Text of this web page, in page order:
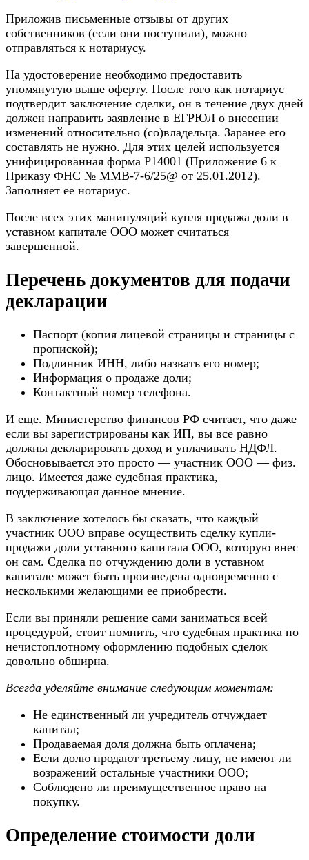
Приложив письменные отзывы от других
собственников (если они поступили), можно
отправляться к нотариусу.
На удостоверение необходимо предоставить
упомянутую выше оферту. После того как нотариус
подтвердит заключение сделки, он в течение двух дней
должен направить заявление в ЕГРЮЛ о внесении
изменений относительно (со)владельца. Заранее его
составлять не нужно. Для этих целей используется
унифицированная форма P14001 (Приложение 6 к
Приказу ФНС № ММВ-7-6/25@ от 25.01.2012).
Заполняет ее нотариус.
После всех этих манипуляций купля продажа доли в
уставном капитале ООО может считаться
завершенной.
Перечень документов для подачи
декларации
Паспорт (копия лицевой страницы и страницы с
пропиской);
Подлинник ИНН, либо назвать его номер;
Информация о продаже доли;
Контактный номер телефона.
И еще. Министерство финансов РФ считает, что даже
если вы зарегистрированы как ИП, вы все равно
должны декларировать доход и уплачивать НДФЛ.
Обосновывается это просто — участник ООО — физ.
лицо. Имеется даже судебная практика,
поддерживающая данное мнение.
В заключение хотелось бы сказать, что каждый
участник ООО вправе осуществить сделку купли-
продажи доли уставного капитала ООО, которую внес
он сам. Сделка по отчуждению доли в уставном
капитале может быть произведена одновременно с
несколькими желающими ее приобрести.
Если вы приняли решение сами заниматься всей
процедурой, стоит помнить, что судебная практика по
нечистоплотному оформлению подобных сделок
довольно обширна.
Всегда уделяйте внимание следующим моментам:
Не единственный ли учредитель отчуждает
капитал;
Продаваемая доля должна быть оплачена;
Если долю продают третьему лицу, не имеют ли
возражений остальные участники ООО;
Соблюдено ли преимущественное право на
покупку.
Определение стоимости доли